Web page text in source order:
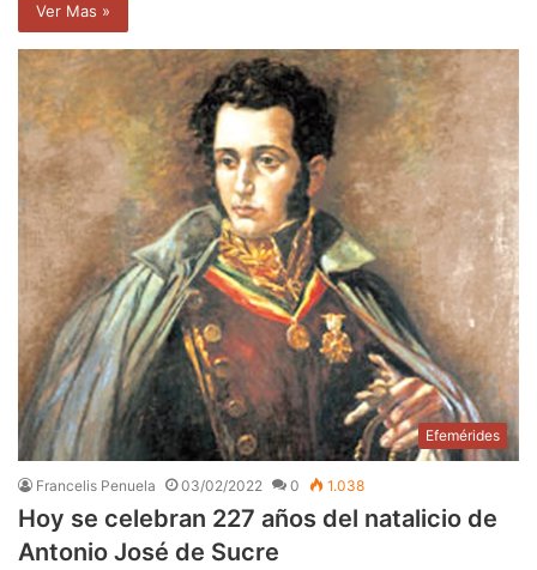
Ver Mas »
Efemérides
Francelis Penuela 03/02/2022 0 1.038
Hoy se celebran 227 años del natalicio de
Antonio José de Sucre